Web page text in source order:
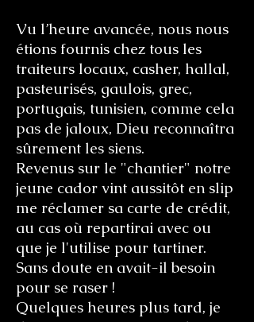
Vu l’heure avancée, nous nous
étions fournis chez tous les
traiteurs locaux, casher, hallal,
pasteurisés, gaulois, grec,
portugais, tunisien, comme cela
pas de jaloux, Dieu reconnaîtra
sûrement les siens.
Revenus sur le "chantier" notre
jeune cador vint aussitôt en slip
me réclamer sa carte de crédit,
au cas où repartirai avec ou
que je l'utilise pour tartiner.
Sans doute en avait-il besoin
pour se raser !
Quelques heures plus tard, je